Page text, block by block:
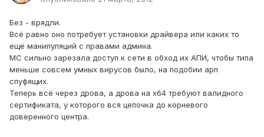
Без - врядли.
Всё равно оно потребует установки драйвера или каких то
ещё манипуляций с правами админа.
МС сильно зарезала доступ к сети в обход их АПИ, чтобы типа
меньше совсем умных вирусов было, на подобии арп
спуфящих.
Теперь всё через дрова, а дрова на х64 требуют валидного
сертификата, у которого вся цепочка до корневого
доверенного центра.